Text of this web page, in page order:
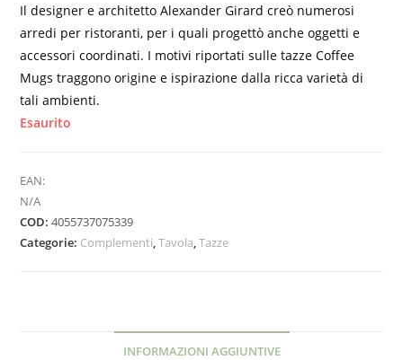
Il designer e architetto Alexander Girard creò numerosi
arredi per ristoranti, per i quali progettò anche oggetti e
accessori coordinati. I motivi riportati sulle tazze Coffee
Mugs traggono origine e ispirazione dalla ricca varietà di
tali ambienti.
Esaurito
EAN:
N/A
COD:4055737075339
Categorie: Complementi,Tavola,Tazze
INFORMAZIONI AGGIUNTIVE